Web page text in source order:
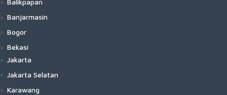
Balikpapan
Banjarmasin
Bogor
Bekasi
Jakarta
Jakarta Selatan
Karawang